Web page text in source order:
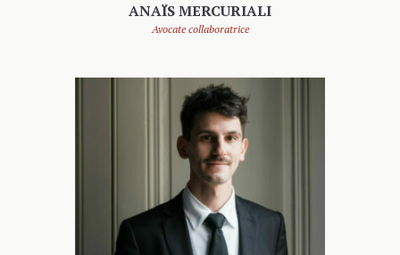
ANAÏS MERCURIALI
Avocate collaboratrice